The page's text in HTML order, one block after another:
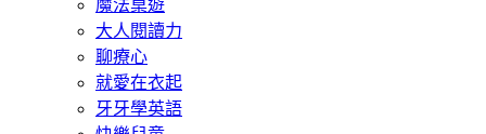
魔法桌遊
大人閱讀力
聊療心
就愛在衣起
牙牙學英語